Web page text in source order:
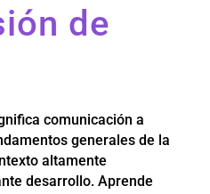
de
comunicación a
generales de la
altamente
desarrollo. Aprende